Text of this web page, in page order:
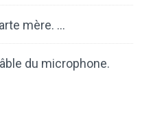
mère. …
du microphone.